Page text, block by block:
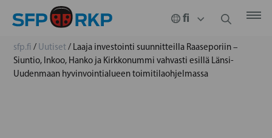
sfp.fi / Uutiset/ Laaja investointi suunnitteilla Raaseporiin –
Siuntio, Inkoo, Hanko ja Kirkkonummi vahvasti esillä Länsi-
Uudenmaan hyvinvointialueen toimitilaohjelmassa